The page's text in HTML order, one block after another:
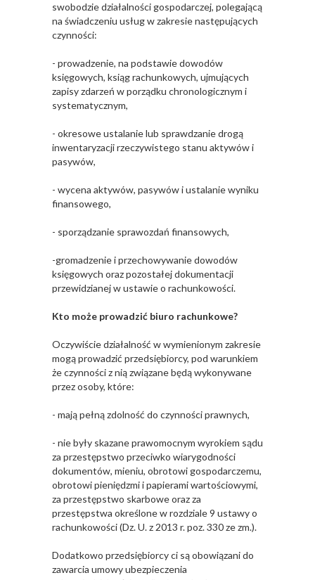
swobodzie działalności gospodarczej, polegającą
na świadczeniu usług w zakresie następujących
czynności:
- prowadzenie, na podstawie dowodów
księgowych, ksiąg rachunkowych, ujmujących
zapisy zdarzeń w porządku chronologicznym i
systematycznym,
- okresowe ustalanie lub sprawdzanie drogą
inwentaryzacji rzeczywistego stanu aktywów i
pasywów,
- wycena aktywów, pasywów i ustalanie wyniku
finansowego,
- sporządzanie sprawozdań finansowych,
-gromadzenie i przechowywanie dowodów
księgowych oraz pozostałej dokumentacji
przewidzianej w ustawie o rachunkowości.
Kto może prowadzić biuro rachunkowe?
Oczywiście działalność w wymienionym zakresie
mogą prowadzić przedsiębiorcy, pod warunkiem
że czynności z nią związane będą wykonywane
przez osoby, które:
- mają pełną zdolność do czynności prawnych,
- nie były skazane prawomocnym wyrokiem sądu
za przestępstwo przeciwko wiarygodności
dokumentów, mieniu, obrotowi gospodarczemu,
obrotowi pieniędzmi i papierami wartościowymi,
za przestępstwo skarbowe oraz za
przestępstwa określone w rozdziale 9 ustawy o
rachunkowości (Dz. U. z 2013 r. poz. 330 ze zm.).
Dodatkowo przedsiębiorcy ci są obowiązani do
zawarcia umowy ubezpieczenia